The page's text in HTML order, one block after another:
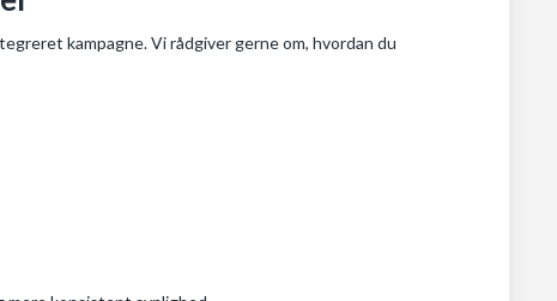
kampagne. Vi rådgiver gerne om, hvordan du